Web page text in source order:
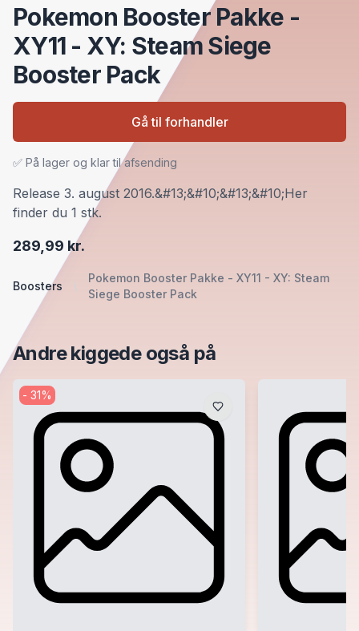
Pokemon Booster Pakke -
XY11 - XY: Steam Siege
Booster Pack
Boosters
Pokemon Booster Pakke - XY11 - XY: Steam
Siege Booster Pack
289,99 kr.
Release 3. august 2016.&#13;&#10;&#13;&#10;Her
finder du 1 stk.
✅ På lager og klar til afsending
Gå til forhandler
Andre kiggede også på
- 31%